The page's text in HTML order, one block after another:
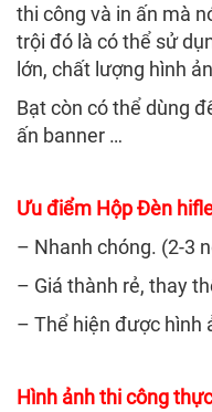
thi công và in ấn mà
trội đó là có thể sử
lớn, chất lượng hình
Bạt còn có thể dùng
ấn banner …
Ưu điểm Hộp Đèn
– Nhanh chóng. (2-3
– Giá thành rẻ, thay
– Thể hiện được hình
Hình ảnh thi công